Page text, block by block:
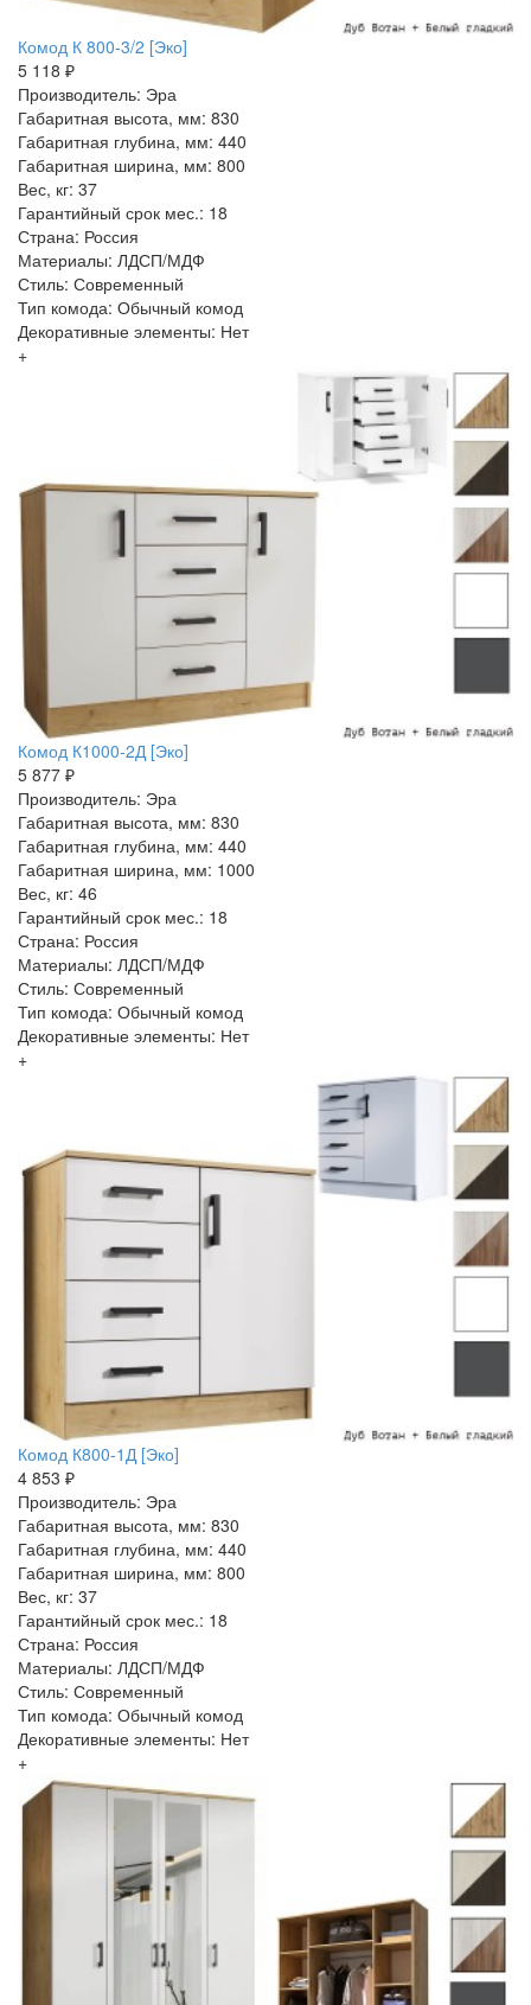
Комод К 800-3/2 [Эко]
5 118 ₽
Производитель: Эра
Габаритная высота, мм: 830
Габаритная глубина, мм: 440
Габаритная ширина, мм: 800
Вес, кг: 37
Гарантийный срок мес.: 18
Страна: Россия
Материалы: ЛДСП/МДФ
Стиль: Современный
Тип комода: Обычный комод
Декоративные элементы: Нет
+
Комод К1000-2Д [Эко]
5 877 ₽
Производитель: Эра
Габаритная высота, мм: 830
Габаритная глубина, мм: 440
Габаритная ширина, мм: 1000
Вес, кг: 46
Гарантийный срок мес.: 18
Страна: Россия
Материалы: ЛДСП/МДФ
Стиль: Современный
Тип комода: Обычный комод
Декоративные элементы: Нет
+
Комод К800-1Д [Эко]
4 853 ₽
Производитель: Эра
Габаритная высота, мм: 830
Габаритная глубина, мм: 440
Габаритная ширина, мм: 800
Вес, кг: 37
Гарантийный срок мес.: 18
Страна: Россия
Материалы: ЛДСП/МДФ
Стиль: Современный
Тип комода: Обычный комод
Декоративные элементы: Нет
+